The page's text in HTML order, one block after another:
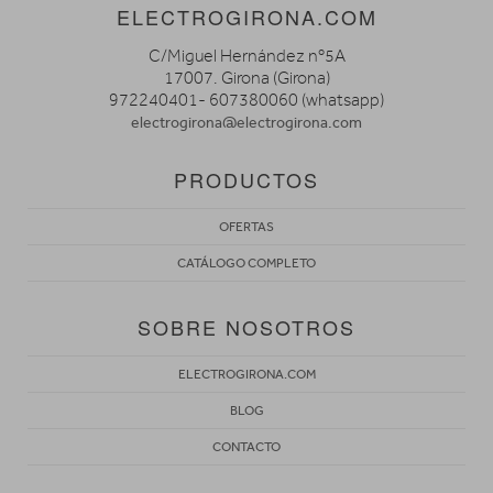
ELECTROGIRONA.COM
C/Miguel Hernández nº5A
17007. Girona (Girona)
972240401- 607380060 (whatsapp)
electrogirona@electrogirona.com
PRODUCTOS
OFERTAS
CATÁLOGO COMPLETO
SOBRE NOSOTROS
ELECTROGIRONA.COM
BLOG
CONTACTO